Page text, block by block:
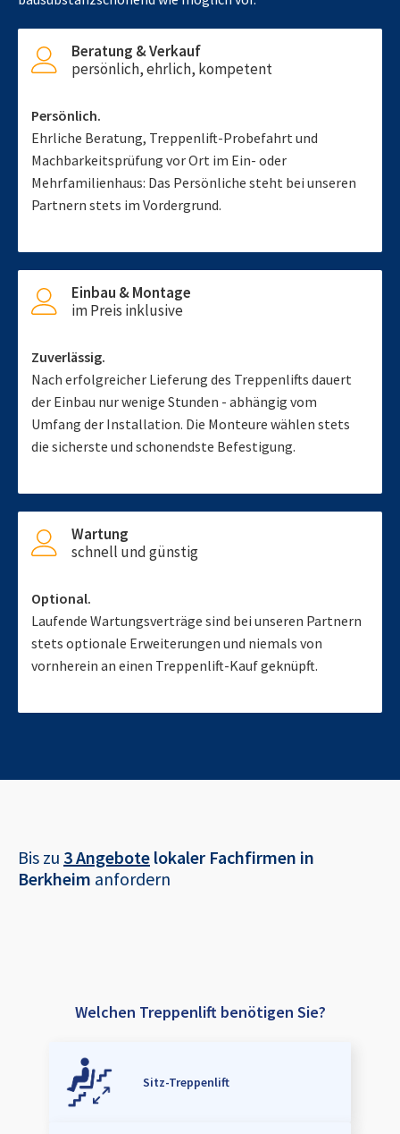
Beratung & Verkauf
persönlich, ehrlich, kompetent
Persönlich.
Ehrliche Beratung, Treppenlift-Probefahrt und
Machbarkeitsprüfung vor Ort im Ein- oder
Mehrfamilienhaus: Das Persönliche steht bei unseren
Partnern stets im Vordergrund.
Einbau & Montage
im Preis inklusive
Zuverlässig.
Nach erfolgreicher Lieferung des Treppenlifts dauert
der Einbau nur wenige Stunden - abhängig vom
Umfang der Installation. Die Monteure wählen stets
die sicherste und schonendste Befestigung.
Wartung
schnell und günstig
Optional.
Laufende Wartungsverträge sind bei unseren Partnern
stets optionale Erweiterungen und niemals von
vornherein an einen Treppenlift-Kauf geknüpft.
Bis zu 3 Angebote lokaler Fachfirmen in
Berkheim anfordern
Welchen Treppenlift benötigen Sie?
Sitz-Treppenlift